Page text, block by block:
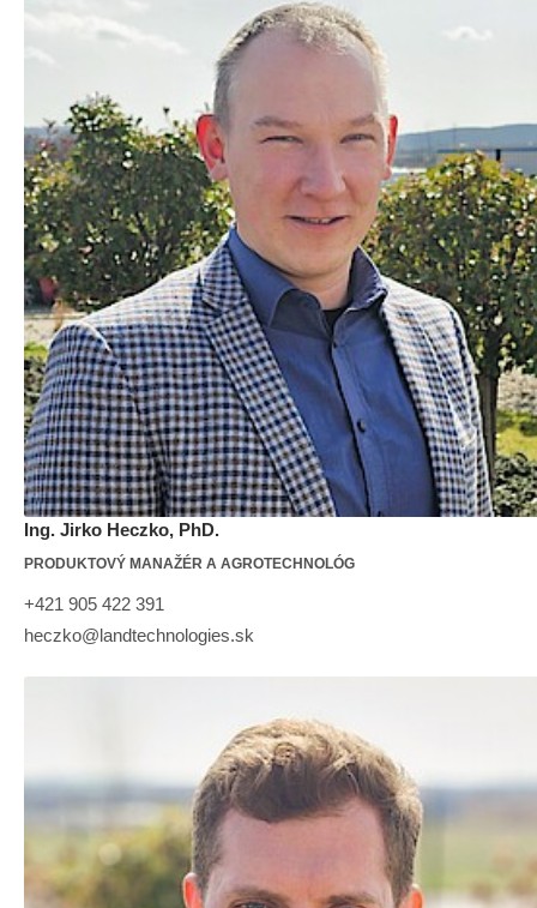
Ing. Jirko Heczko, PhD.
PRODUKTOVÝ MANAŽÉR A AGROTECHNOLÓG
+421 905 422 391
heczko@landtechnologies.sk